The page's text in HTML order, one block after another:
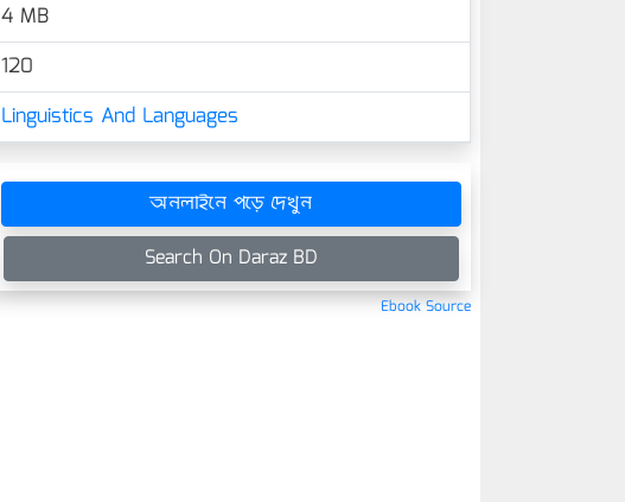
4 MB
120
Linguistics And Languages
অনলাইনে পড়ে দেখুন
Search On Daraz BD
Ebook Source